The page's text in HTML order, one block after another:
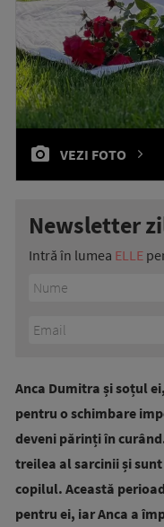
VEZI FOTO
Newsletter
Intră în lumea ELLE
Anca Dumitra și soțul
pentru o schimbare
deveni părinți în
treilea al sarcinii și
copilul. Această
pentru ei, iar Anca a